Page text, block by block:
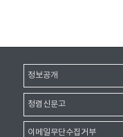
정보공개
청렴신문고
이메일무단수집거부